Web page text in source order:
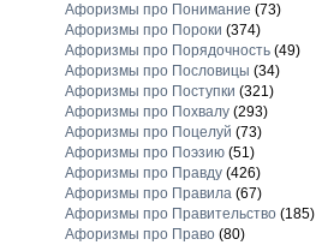
Афоризмы про Понимание (73)
Афоризмы про Пороки (374)
Афоризмы про Порядочность(49)
Афоризмы про Пословицы (34)
Афоризмы про Поступки (321)
Афоризмы про Похвалу(293)
Афоризмы про Поцелуй (73)
Афоризмы про Поэзию(51)
Афоризмы про Правду(426)
Афоризмы про Правила(67)
Афоризмы про Правительство(185)
Афоризмы про Право(80)